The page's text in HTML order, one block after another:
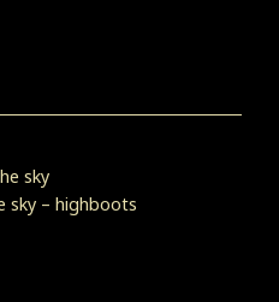
sky
sky – highboots